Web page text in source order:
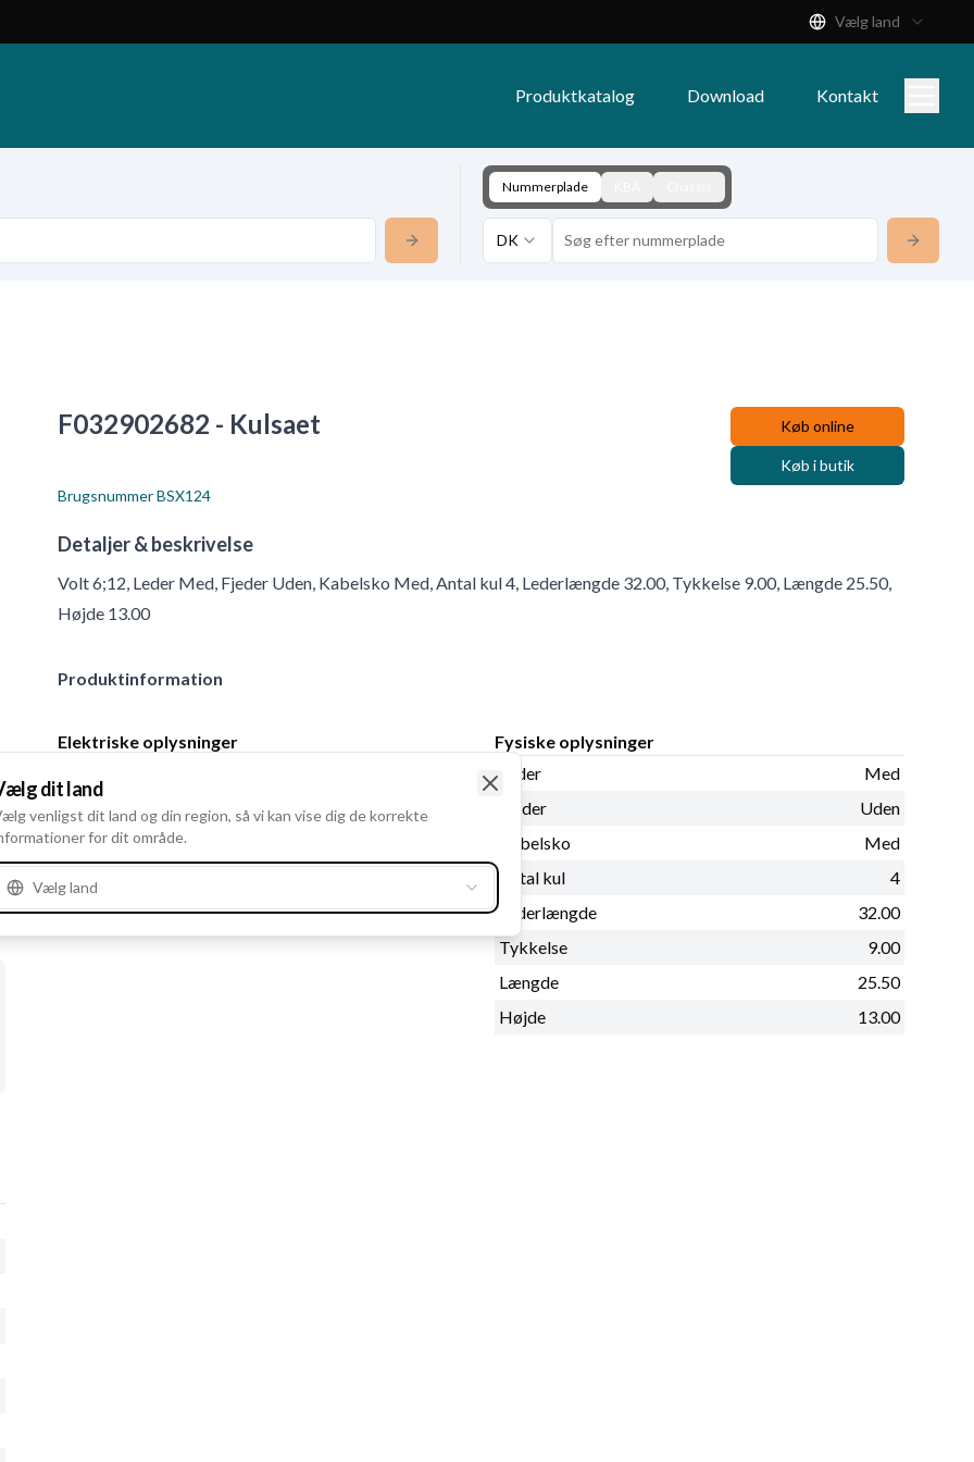
Vælg land
Produktkatalog Download Kontakt
Nummerplade
DK
F032902682 - Kulsaet Køb online
Køb i butik
BrugsnummerBSX124
Detaljer & beskrivelse
Volt 6;12, Leder Med, Fjeder Uden, Kabelsko Med, Antal kul 4, Lederlængde 32.00, Tykkelse 9.00, Længde 25.50,
Højde 13.00
Produktinformation
Elektriske oplysninger
Fysiske oplysninger
Leder
Med
Fjeder
Uden
Kabelsko
Med
Antal kul
4
Lederlængde
32.00
Tykkelse
9.00
Længde
25.50
Højde
13.00
dit land
venligst dit land og din region, så vi kan vise dig de korrekte
for dit område.
Vælg land
Close